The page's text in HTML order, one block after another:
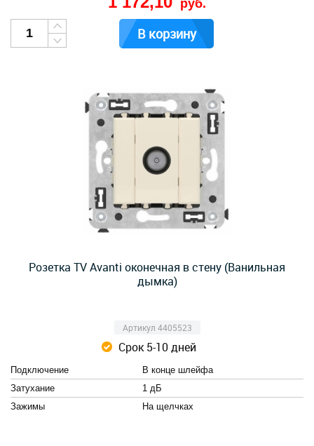
руб.
В корзину
Розетка TV Avanti оконечная в стену (Ванильная
дымка)
Артикул 4405523
Срок 5-10 дней
Подключение
В конце шлейфа
Затухание
1 дБ
Зажимы
На щелчках